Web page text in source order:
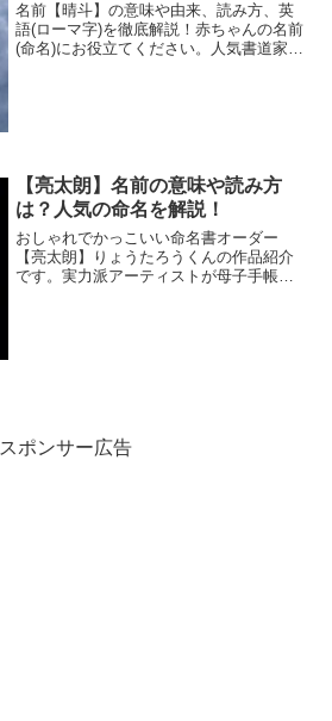
名前【晴斗】の意味や由来、読み方、英
語(ローマ字)を徹底解説！赤ちゃんの名前
(命名)にお役立てください。人気書道家美
【亮太朗】名前の意味や読み方
は？人気の命名を解説！
おしゃれでかっこいい命名書オーダー
【亮太朗】りょうたろうくんの作品紹介
です。実力派アーティストが母子手帳の
スポンサー広告